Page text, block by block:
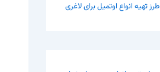
طرز تهیه انواع اوتمیل برای لاغری